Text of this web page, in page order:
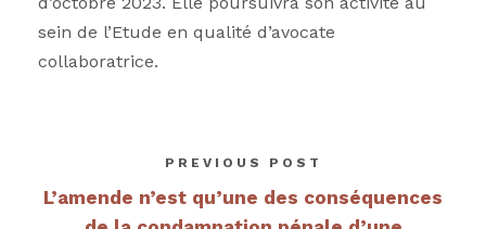
sein de l’Etude en qualité d’avocate
collaboratrice.
PREVIOUS POST
L’amende n’est qu’une des conséquences